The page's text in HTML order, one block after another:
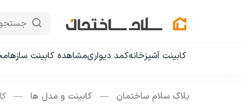
کابینت آشپزخانهکمد دیواریمشاهده کابینت سازها
بلاگ سلام ساختمان — کابینت و مدل ها —